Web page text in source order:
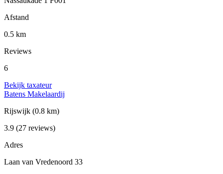
Afstand
0.5 km
Reviews
6
Bekijk taxateur
Batens Makelaardij
Rijswijk (0.8 km)
3.9 (27 reviews)
Adres
Laan van Vredenoord 33